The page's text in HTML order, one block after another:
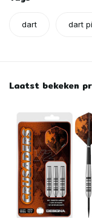
dart dart
Laatst bekeken